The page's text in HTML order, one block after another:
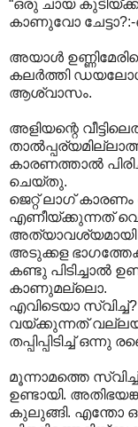
“ഒരു ചായ
കാണുവോ ചേട്ടാ?:-
അയാൾ
കലർത്തി
ആശ്വാസം.
അളിയന്റെ
കാരണത്താൽ
ചെയ്തു.
ജെറ്റ് ലാഗ്
എണീയ്ക്കുന്നത്
അത്യാവശ്യമായി
അടുക്കള
കണ്ടു പിടിച്ചാൽ
കാണുമല്ലൊ.
എവിടെയാ
വയ്ക്കുന്നത്
തപ്പിപ്പിടിച്ച്
മൂന്നാമത്തെ
ഉണ്ടായി.
കുലുങ്ങി. എന്തോ